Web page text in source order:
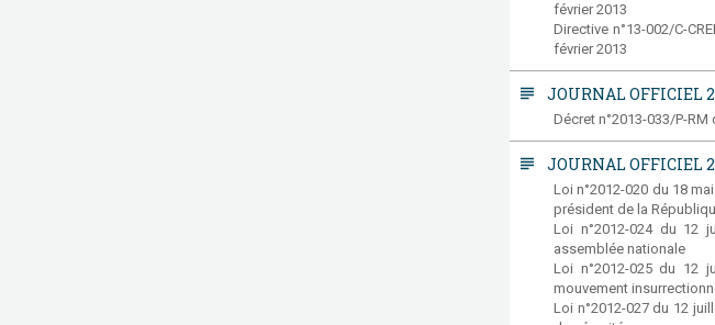
février 2013
Directive n°13-002/C-
février 2013
subject JOURNAL OFFICIEL
Décret n°2013-033/P-RM
subject JOURNAL OFFICIEL
Loi n°2012-020 du 18
président de la
Loi n°2012-024 du 12
assemblée nationale
Loi n°2012-025 du 12
mouvement
Loi n°2012-027 du 12